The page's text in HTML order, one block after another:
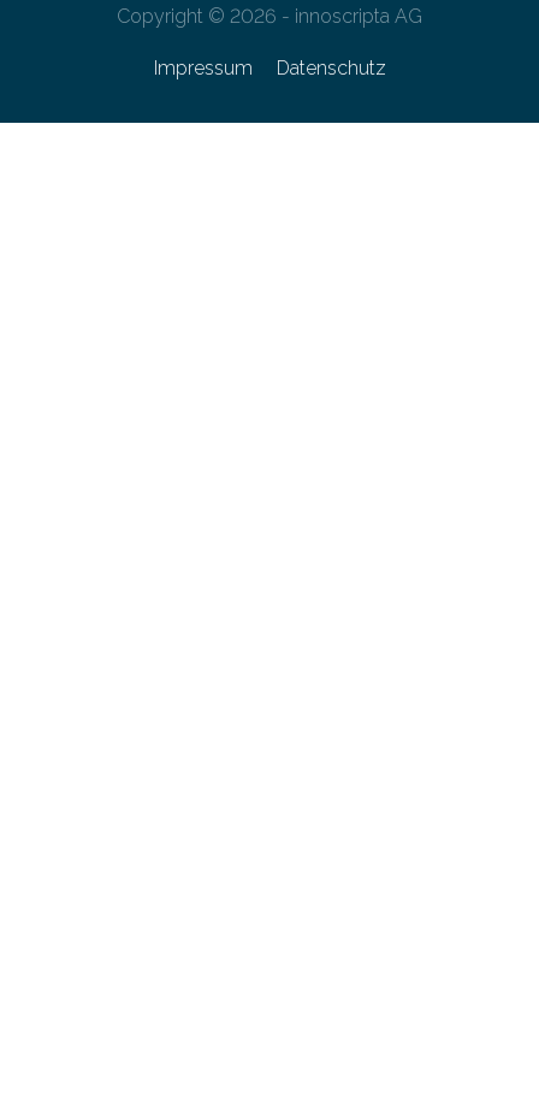
Copyright © 2026 - innoscripta AG
Impressum Datenschutz